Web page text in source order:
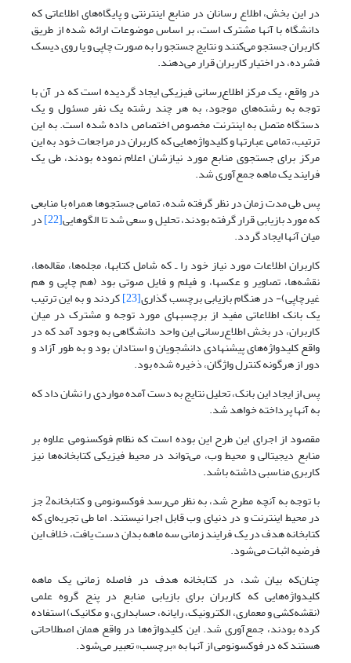
در این بخش، اطلاع رسانان در منابع اینترنتی و پایگاه‌های اطلاعاتی که
دانشگاه با آنها مشترک است، بر اساس موضوعات ارائه شده از طریق
کاربران جستجو می‌کنند و نتایج جستجو را به صورت چاپی و یا روی دیسک
فشرده، در اختیار کاربران قرار می‌دهند.
در واقع، یک مرکز اطلاع‌رسانی فیزیکی ایجاد گردیده است که در آن با
توجه به رشته‌های موجود، به هر چند رشته یک نفر مسئول و یک
دستگاه متصل به اینترنت مخصوص اختصاص داده شده است. به این
ترتیب، تمامی عبارتها و کلیدواژه‌هایی که کاربران در مراجعات خود به این
مرکز برای جستجوی منابع مورد نیازشان اعلام نموده بودند، طی یک
فرایند یک ماهه جمع‌آوری شد.
پس طی مدت زمان در نظر گرفته شده، تمامی جستجوها همراه با منابعی
که مورد بازیابی قرار گرفته بودند، تحلیل و سعی شد تا الگوهایی[22] در
میان آنها ایجاد گردد.
کاربران اطلاعات مورد نیاز خود را ـ که شامل کتابها، مجله‌ها، مقاله‌ها،
نقشه‌ها، تصاویر و عکسها، و فیلم و فایل صوتی بود (هم چاپی و هم
غیرچاپی)- در هنگام بازیابی برچسب گذاری[23] کردند و به این ترتیب
یک بانک اطلاعاتی مفید از برچسبهای مورد توجه و مشترک در میان
کاربران، در بخش اطلاع‌رسانی این واحد دانشگاهی به وجود آمد که در
واقع کلیدواژه‌های پیشنهادی دانشجویان و استادان بود و به طور آزاد و
دور از هرگونه کنترل واژگان، ذخیره شده بود.
پس از ایجاد این بانک، تحلیل نتایج به دست آمده مواردی را نشان داد که
به آنها پرداخته خواهد شد.
مقصود از اجرای این طرح این بوده است که نظام فوکسنومی علاوه بر
منابع دیجیتالی و محیط وب، می‌تواند در محیط فیزیکی کتابخانه‌ها نیز
کاربری مناسبی داشته باشد.
با توجه به آنچه مطرح شد، به نظر می‌رسد فوکسونومی و کتابخانه2 جز
در محیط اینترنت و در دنیای وب قابل اجرا نیستند. اما طی تجربه‌ای که
کتابخانه هدف در یک فرایند زمانی سه ماهه بدان دست یافت، خلاف این
فرضیه اثبات می‌شود.
چنان‌که بیان شد، در کتابخانه هدف در فاصله زمانی یک ماهه
کلیدواژه‌هایی که کاربران برای بازیابی منابع در پنج گروه علمی
(نقشه‌کشی و معماری، الکترونیک، رایانه، حسابداری، و مکانیک) استفاده
کرده بودند، جمع‌آوری شد. این کلیدواژه‌ها در واقع همان اصطلاحاتی
هستند که در فوکسونومی از آنها به «برچسب» تعبیر می‌شود.